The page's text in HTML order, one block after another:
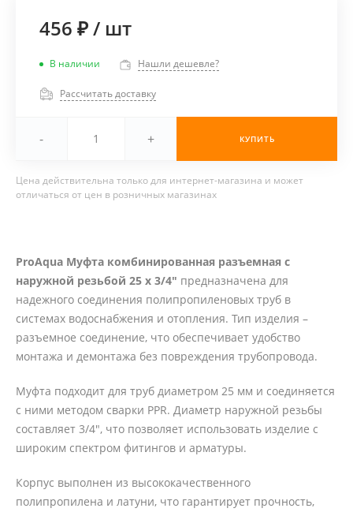
456 ₽/ шт
В наличии Нашли дешевле?
Рассчитать доставку
- + КУПИТЬ
Цена действительна только для интернет-магазина и может
отличаться от цен в розничных магазинах
ProAqua Муфта комбинированная разъемная с
наружной резьбой 25 х 3/4" предназначена для
надежного соединения полипропиленовых труб в
системах водоснабжения и отопления. Тип изделия –
разъемное соединение, что обеспечивает удобство
монтажа и демонтажа без повреждения трубопровода.
Муфта подходит для труб диаметром 25 мм и соединяется
с ними методом сварки PPR. Диаметр наружной резьбы
составляет 3/4", что позволяет использовать изделие с
широким спектром фитингов и арматуры.
Корпус выполнен из высококачественного
полипропилена и латуни, что гарантирует прочность,